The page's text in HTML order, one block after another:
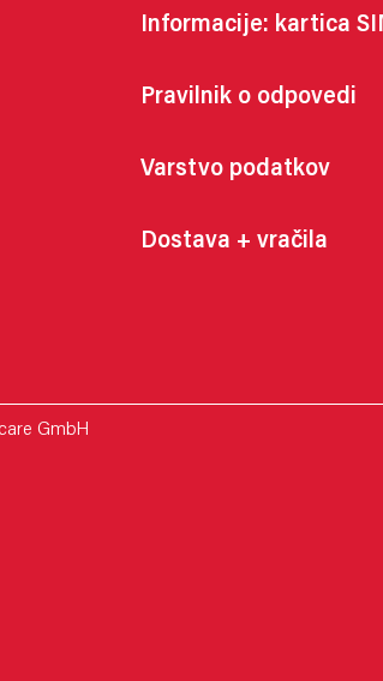
Informacije: kartica
Pravilnik o odpovedi
Varstvo podatkov
Dostava + vračila
GmbH